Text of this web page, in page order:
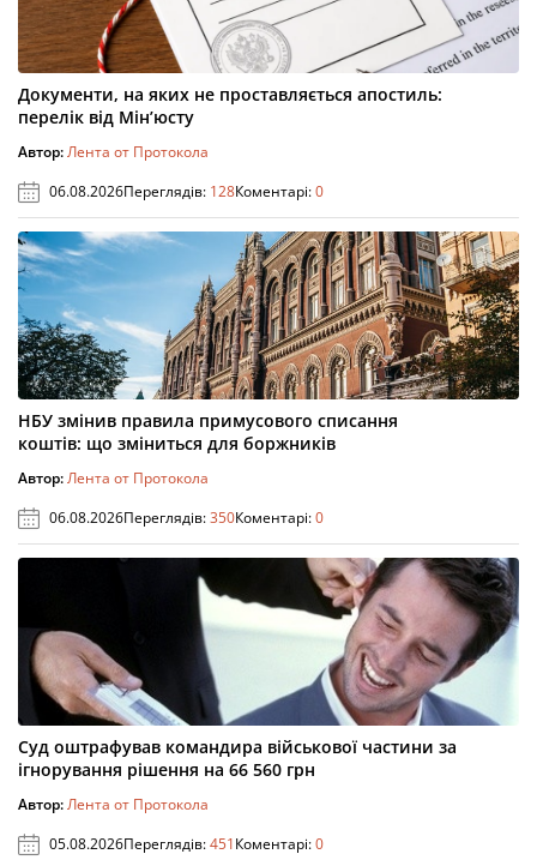
Документи, на яких не проставляється апостиль:
перелік від Мін’юсту
Автор:Лента от Протокола
06.08.2026Переглядів: 128Коментарі:0
НБУ змінив правила примусового списання
коштів: що зміниться для боржників
Автор:Лента от Протокола
06.08.2026Переглядів:350Коментарі:0
Суд оштрафував командира військової частини за
ігнорування рішення на 66 560 грн
Автор:Лента от Протокола
05.08.2026Переглядів:451Коментарі:0